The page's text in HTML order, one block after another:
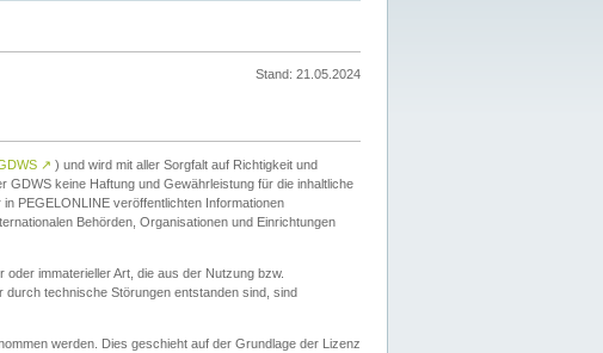
Stand: 21.05.2024
↗ ) und wird mit aller Sorgfalt auf Richtigkeit und
keine Haftung und Gewährleistung für die inhaltliche
PEGELONLINE veröffentlichten Informationen
Behörden, Organisationen und Einrichtungen
immaterieller Art, die aus der Nutzung bzw.
technische Störungen entstanden sind, sind
werden. Dies geschieht auf der Grundlage der Lizenz